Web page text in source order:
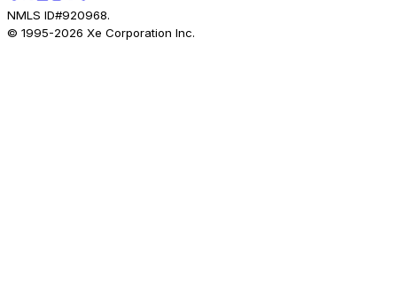
NMLS ID#920968.
© 1995-2026 Xe Corporation Inc.